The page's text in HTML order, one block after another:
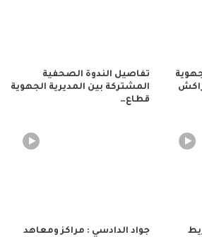
تفاصيل الندوة الصحفية
المشتركة بين المديرية الجهوية
قطاع…
جواد الدادسي : مراكز ومعاهد